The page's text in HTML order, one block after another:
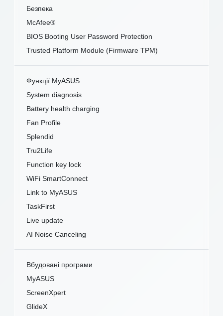
Безпека
McAfee®
BIOS Booting User Password Protection
Trusted Platform Module (Firmware TPM)
Функції MyASUS
System diagnosis
Battery health charging
Fan Profile
Splendid
Tru2Life
Function key lock
WiFi SmartConnect
Link to MyASUS
TaskFirst
Live update
AI Noise Canceling
Вбудовані програми
MyASUS
ScreenXpert
GlideX